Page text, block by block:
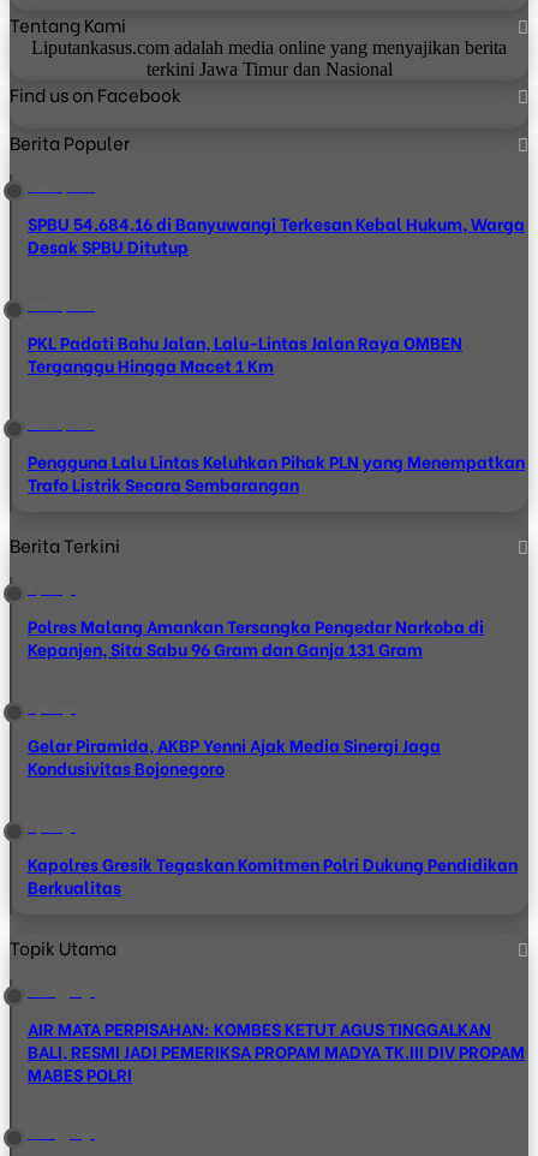
Tentang Kami
Liputankasus.com adalah media online yang menyajikan berita
terkini Jawa Timur dan Nasional
Find us on Facebook
Berita Populer
SPBU 54.684.16 di Banyuwangi Terkesan Kebal Hukum, Warga
Desak SPBU Ditutup
PKL Padati Bahu Jalan, Lalu-Lintas Jalan Raya OMBEN
Terganggu Hingga Macet 1 Km
Pengguna Lalu Lintas Keluhkan Pihak PLN yang Menempatkan
Trafo Listrik Secara Sembarangan
Berita Terkini
Polres Malang Amankan Tersangka Pengedar Narkoba di
Kepanjen, Sita Sabu 96 Gram dan Ganja 131 Gram
Gelar Piramida, AKBP Yenni Ajak Media Sinergi Jaga
Kondusivitas Bojonegoro
Kapolres Gresik Tegaskan Komitmen Polri Dukung Pendidikan
Berkualitas
Topik Utama
AIR MATA PERPISAHAN: KOMBES KETUT AGUS TINGGALKAN
BALI, RESMI JADI PEMERIKSA PROPAM MADYA TK.III DIV PROPAM
MABES POLRI